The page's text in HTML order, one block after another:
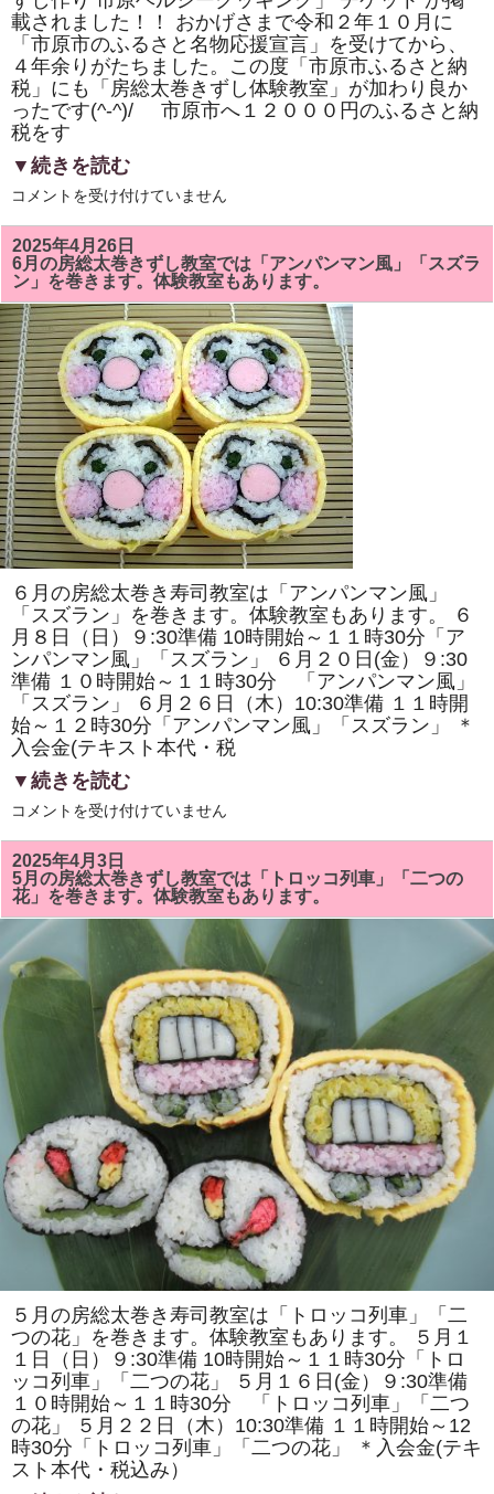
き
ま
し
た！！
は
載されました！！ おかげさまで令和２年１０月に
「市原市のふるさと名物応援宣言」を受けてから、
４年余りがたちました。この度「市原市ふるさと納
税」にも「房総太巻きずし体験教室」が加わり良か
ったです(^-^)/ 市原市へ１２０００円のふるさと納
税をす
▼続きを読む
市
市
「ふ
る
さ
と
納
税」
に
「株
式
会
社
サ
ン
パ
ー
ク・
市
原
ヘ
ル
シ
ー
ク
ッ
キ
ン
グ・
房
総
太
巻
き
寿
司
験」
掲
さ
れ
ま
し
た！！
は
コメントを受け付けていません
2025年4月26日
6月の房総太巻きずし教室では「アンパンマン風」「スズラ
ン」を巻きます。体験教室もあります。
６月の房総太巻き寿司教室は「アンパンマン風」
「スズラン」を巻きます。体験教室もあります。 ６
月８日（日）９:30準備 10時開始～１１時30分「ア
ンパンマン風」「スズラン」 ６月２０日(金）９:30
準備 １０時開始～１１時30分 「アンパンマン風」
「スズラン」 ６月２６日（木）10:30準備 １１時開
始～１２時30分「アンパンマン風」「スズラン」 ＊
入会金(テキスト本代・税
▼続きを読む
6
の
房
総
太
巻
き
ず
し
教
室
で
マ
ン
風」
「ス
ズ
ラ
ン」
を
巻
き
験
教
室
も
あ
り
ま
す。
は
コメントを受け付けていません
2025年4月3日
5月の房総太巻きずし教室では「トロッコ列車」「二つの
花」を巻きます。体験教室もあります。
５月の房総太巻き寿司教室は「トロッコ列車」「二
つの花」を巻きます。体験教室もあります。 ５月１
１日（日）９:30準備 10時開始～１１時30分「トロ
ッコ列車」「二つの花」 ５月１６日(金）９:30準備
１０時開始～１１時30分 「トロッコ列車」「二つ
の花」 ５月２２日（木）10:30準備 １１時開始～12
時30分「トロッコ列車」「二つの花」 ＊入会金(テキ
スト本代・税込み）